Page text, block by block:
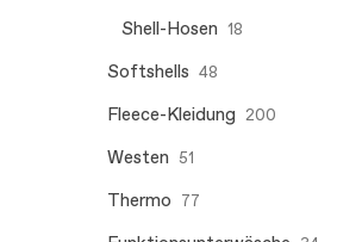
Shell-Hosen 18
Softshells 48
Fleece-Kleidung 200
Westen 51
Thermo 77